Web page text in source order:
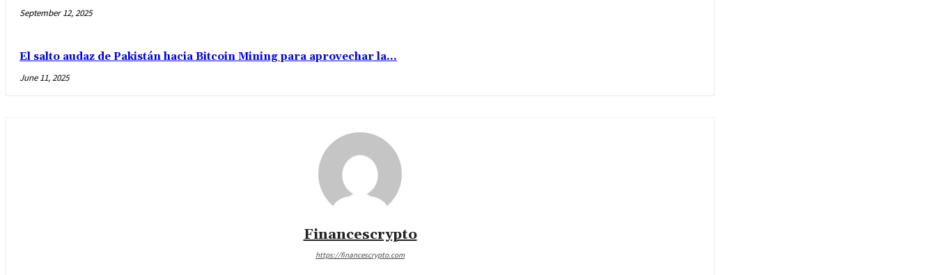
September 12, 2025
El salto audaz de Pakistán hacia Bitcoin Mining para aprovechar la...
June 11, 2025
Financescrypto
https://financescrypto.com